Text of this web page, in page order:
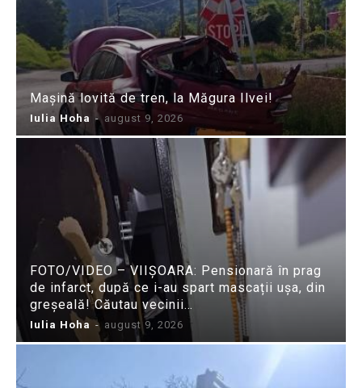
Mașină lovită de tren, la Măgura Ilvei!
Iulia Hoha - august 9, 2026
FOTO/VIDEO – VIIȘOARA: Pensionară în prag
de infarct, după ce i-au spart mascații ușa, din
greșeală! Căutau vecinii…
Iulia Hoha - august 9, 2026